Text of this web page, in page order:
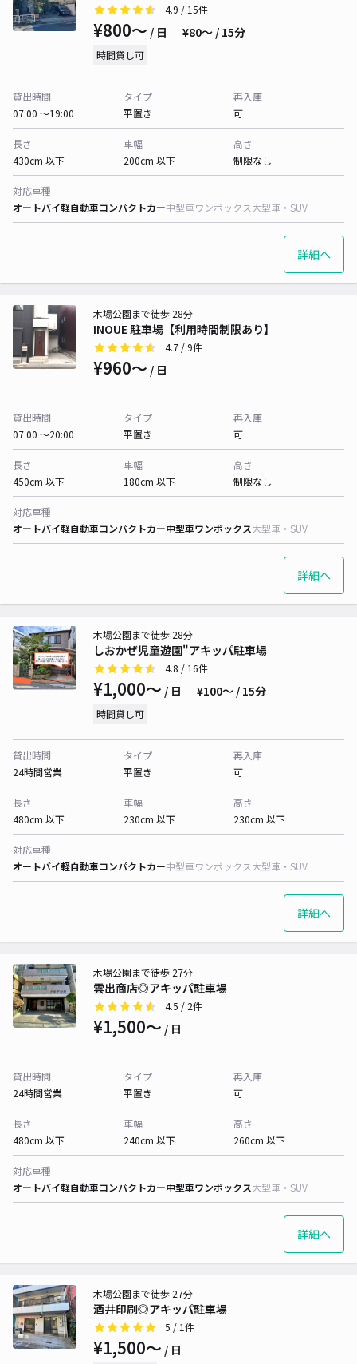
4.9 / 15件
¥800〜 / 日 ¥80〜 / 15分
時間貸し可
貸出時間
07:00 〜19:00
タイプ
平置き
再入庫
可
長さ
430cm 以下
車幅
200cm 以下
高さ
制限なし
対応車種
オートバイ軽自動車コンパクトカー中型車ワンボックス大型車・SUV
詳細へ
INOUE 駐車場【利用時間制限あり】
木場公園まで徒歩 28分
4.7 / 9件
¥960〜 / 日
貸出時間
07:00 〜20:00
タイプ
平置き
再入庫
可
長さ
450cm 以下
車幅
180cm 以下
高さ
制限なし
対応車種
オートバイ軽自動車コンパクトカー中型車ワンボックス大型車・SUV
詳細へ
しおかぜ児童遊園"アキッパ駐車場
木場公園まで徒歩 28分
4.8 / 16件
¥1,000〜 / 日 ¥100〜 / 15分
時間貸し可
貸出時間
24時間営業
タイプ
平置き
再入庫
可
長さ
480cm 以下
車幅
230cm 以下
高さ
230cm 以下
対応車種
オートバイ軽自動車コンパクトカー中型車ワンボックス大型車・SUV
詳細へ
雲出商店◎アキッパ駐車場
木場公園まで徒歩 27分
4.5 / 2件
¥1,500〜 / 日
貸出時間
24時間営業
タイプ
平置き
再入庫
可
長さ
480cm 以下
車幅
240cm 以下
高さ
260cm 以下
対応車種
オートバイ軽自動車コンパクトカー中型車ワンボックス大型車・SUV
詳細へ
酒井印刷◎アキッパ駐車場
木場公園まで徒歩 27分
5 / 1件
¥1,500〜 / 日